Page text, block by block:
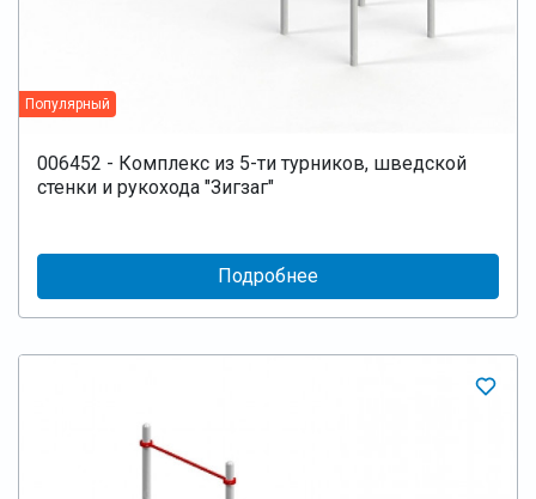
Популярный
006452 - Комплекс из 5-ти турников, шведской
стенки и рукохода "Зигзаг"
Подробнее